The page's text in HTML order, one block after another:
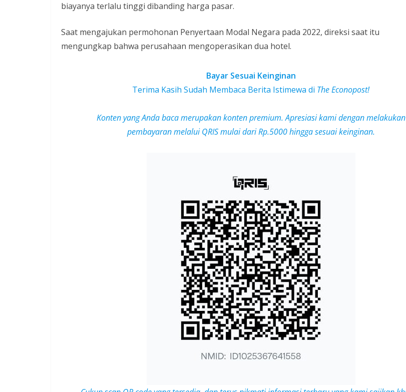
biayanya terlalu tinggi dibanding harga pasar.
Saat mengajukan permohonan Penyertaan Modal Negara pada 2022, direksi saat itu
mengungkap bahwa perusahaan mengoperasikan dua hotel.
Bayar Sesuai Keinginan
Terima Kasih Sudah Membaca Berita Istimewa di The Econopost!
Konten yang Anda baca merupakan konten premium. Apresiasi kami dengan melakukan
pembayaran melalui QRIS mulai dari Rp.5000 hingga sesuai keinginan.